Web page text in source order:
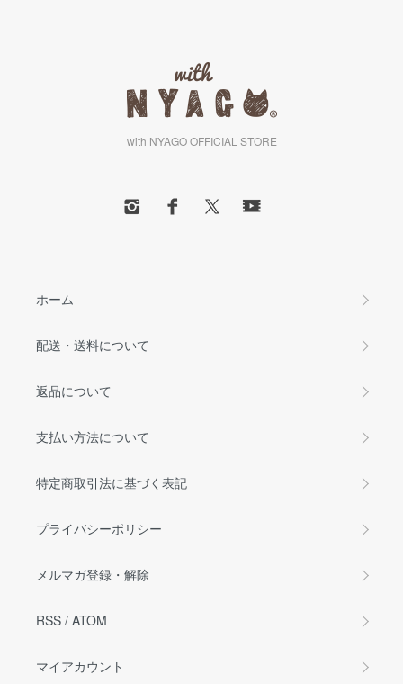
with NYAGO OFFICIAL STORE
ホーム
配送・送料について
返品について
支払い方法について
特定商取引法に基づく表記
プライバシーポリシー
メルマガ登録・解除
RSS / ATOM
マイアカウント